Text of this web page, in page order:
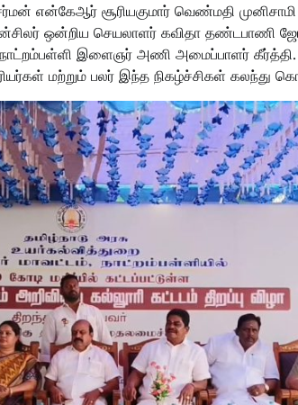
என்கேஆர் சூரியகுமார் வெண்மதி
ஒன்றிய செயலாளர் கவிதா தண்டபாணி
இளைஞர் அணி அமைப்பாளர் கீர்த்தி.
மற்றும் பலர் இந்த நிகழ்ச்சிகள் கலந்து